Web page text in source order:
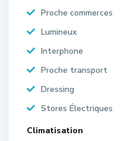
Proche commerces
Lumineux
Interphone
Proche transport
Dressing
Stores Électriques
Climatisation